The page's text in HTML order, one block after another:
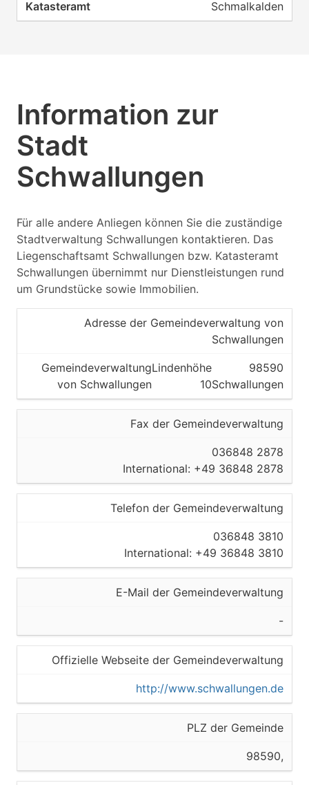
Schmalkalden
Information zur
Stadt
Schwallungen
Für alle andere Anliegen können Sie die zuständige
Stadtverwaltung Schwallungen kontaktieren. Das
Liegenschaftsamt Schwallungen bzw. Katasteramt
Schwallungen übernimmt nur Dienstleistungen rund
um Grundstücke sowie Immobilien.
Adresse der Gemeindeverwaltung von
Schwallungen
Gemeindeverwaltung
von Schwallungen
Lindenhöhe
10
98590
Schwallungen
Fax der Gemeindeverwaltung
036848 2878
International: +49 36848 2878
Telefon der Gemeindeverwaltung
036848 3810
International: +49 36848 3810
E-Mail der Gemeindeverwaltung
-
Offizielle Webseite der Gemeindeverwaltung
http://www.schwallungen.de
PLZ der Gemeinde
98590,